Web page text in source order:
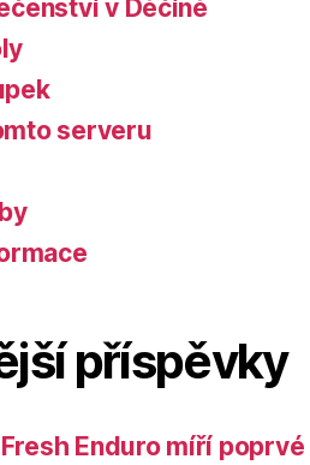
v Děčíně
serveru
příspěvky
Enduro míří